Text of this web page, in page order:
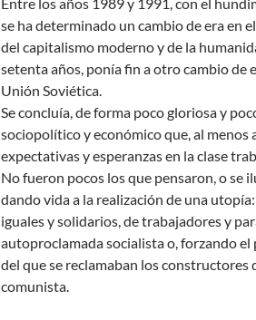
se ha determinado un cambio de era en
del capitalismo moderno y de la
setenta años, ponía fin a otro cambio de
Unión Soviética.
Se concluía, de forma poco gloriosa y
sociopolítico y económico que, al menos
expectativas y esperanzas en la clase
No fueron pocos los que pensaron, o se
dando vida a la realización de una
iguales y solidarios, de trabajadores y
autoproclamada socialista o, forzando
del que se reclamaban los constructores
comunista.